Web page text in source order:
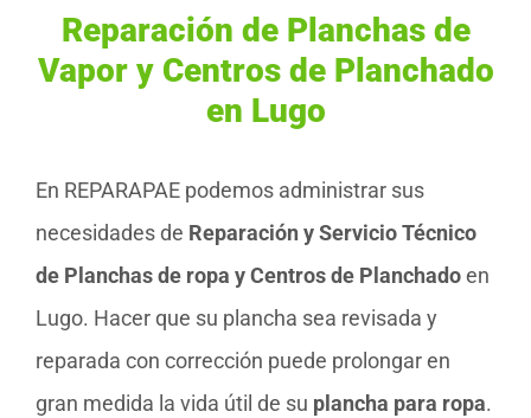
Reparación de Planchas de
Vapor y Centros de Planchado
en Lugo
En REPARAPAE podemos administrar sus
necesidades de Reparación y Servicio Técnico
de Planchas de ropa y Centros de Planchadoen
Lugo. Hacer que su plancha sea revisada y
reparada con corrección puede prolongar en
gran medida la vida útil de su plancha para ropa.